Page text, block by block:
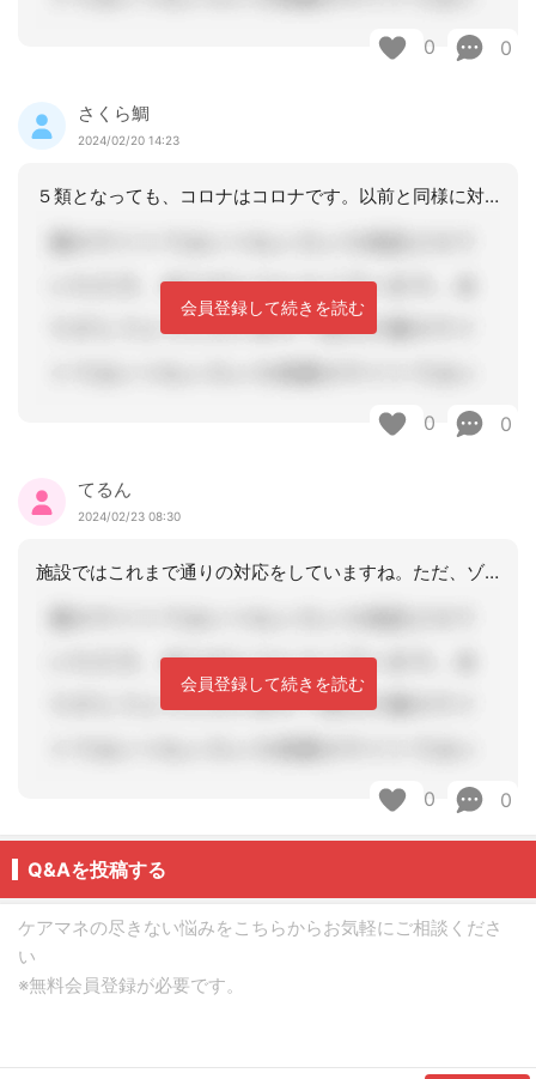
0 0
さくら鯛
2024/02/20 14:23
５類となっても、コロナはコロナです。以前と同様に対応しています。世間では、ノーマ
会員登録して続きを読む
0 0
てるん
2024/02/23 08:30
施設ではこれまで通りの対応をしていますね。ただ、ゾーン分けはしていないですね。
会員登録して続きを読む
0 0
Q&Aを投稿する